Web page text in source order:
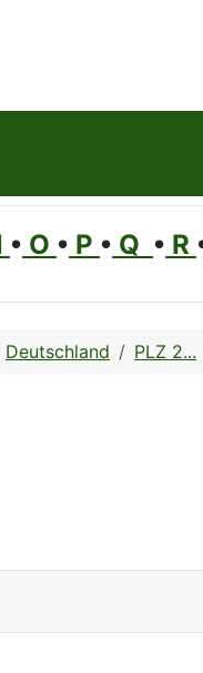
• O • P • Q • R
Deutschland PLZ 2...